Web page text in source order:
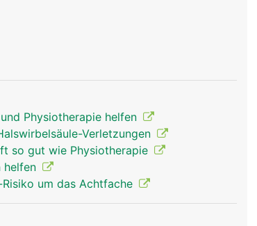
Physiotherapie helfen
Verletzungen
so gut wie Physiotherapie
helfen
um das Achtfache